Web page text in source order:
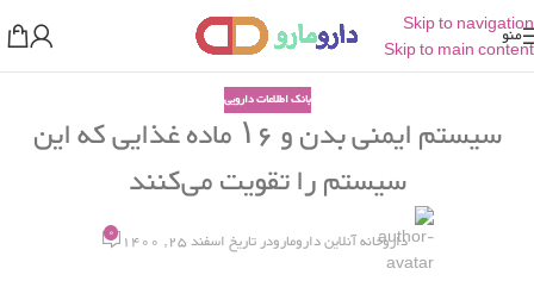
Skip to navigation
Skip to main content
منو
بانک اطلاعات دارویی
سیستم ایمنی بدن و ۱۶ ماده غذایی که این
سیستم را تقویت می‌کنند
داروخانه آنلاین دارومارودر تاریخ اسفند 25, 1400 0